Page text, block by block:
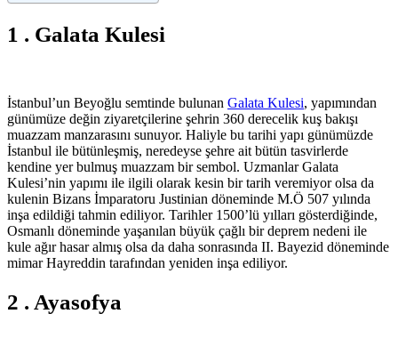
1 . Galata Kulesi
İstanbul’un Beyoğlu semtinde bulunan Galata Kulesi, yapımından
günümüze değin ziyaretçilerine şehrin 360 derecelik kuş bakışı
muazzam manzarasını sunuyor. Haliyle bu tarihi yapı günümüzde
İstanbul ile bütünleşmiş, neredeyse şehre ait bütün tasvirlerde
kendine yer bulmuş muazzam bir sembol. Uzmanlar Galata
Kulesi’nin yapımı ile ilgili olarak kesin bir tarih veremiyor olsa da
kulenin Bizans İmparatoru Justinian döneminde M.Ö 507 yılında
inşa edildiği tahmin ediliyor. Tarihler 1500’lü yılları gösterdiğinde,
Osmanlı döneminde yaşanılan büyük çağlı bir deprem nedeni ile
kule ağır hasar almış olsa da daha sonrasında II. Bayezid döneminde
mimar Hayreddin tarafından yeniden inşa ediliyor.
2 . Ayasofya